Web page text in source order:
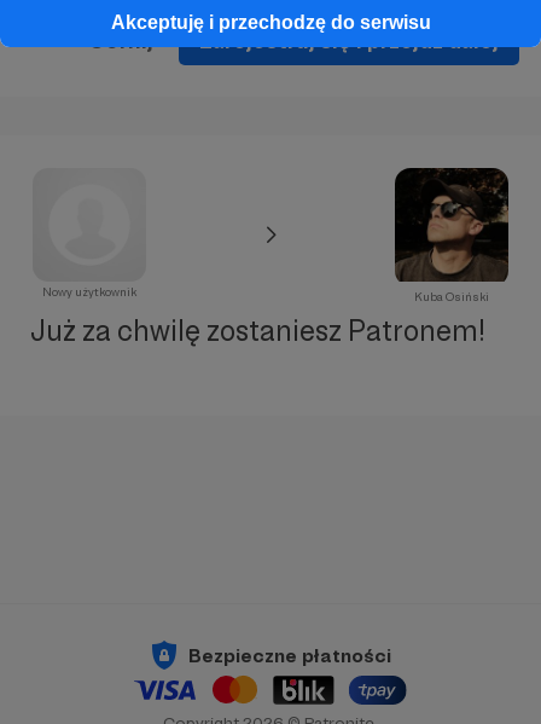
Akceptuję i przechodzę do serwisu
Zarejestruj się i przejdź dalej
Nowy użytkownik Kuba Osiński
Już za chwilę zostaniesz Patronem!
Bezpieczne płatności